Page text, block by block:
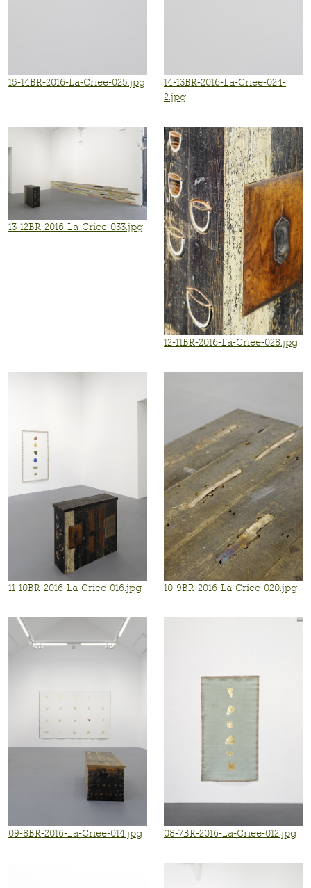
15-14BR-2016-La-Criee-025.jpg
14-13BR-2016-La-Criee-024-
2.jpg
13-12BR-2016-La-Criee-033.jpg
12-11BR-2016-La-Criee-028.jpg
11-10BR-2016-La-Criee-016.jpg 10-9BR-2016-La-Criee-020.jpg
09-8BR-2016-La-Criee-014.jpg 08-7BR-2016-La-Criee-012.jpg